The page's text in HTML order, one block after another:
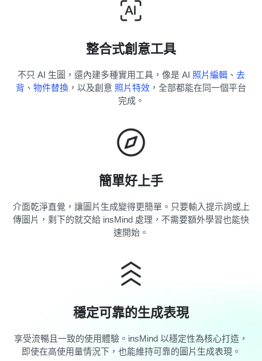
整合式創意工具
不只 AI 生圖，還內建多種實用工具，像是 AI 照片編輯、 去
背 、 物件替換 ，以及創意 照片特效 ，全部都能在同一個平台
完成。
簡單好上手
介面乾淨直覺，讓圖片生成變得更簡單。只要輸入提示詞或上
傳圖片，剩下的就交給 insMind 處理，不需要額外學習也能快
速開始。
穩定可靠的生成表現
享受流暢且一致的使用體驗。insMind 以穩定性為核心打造，
即使在高使用量情況下，也能維持可靠的圖片生成表現。